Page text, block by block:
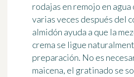
rodajas en remojo en agua
varias veces después del
almidón ayuda a que la
crema se ligue
preparación. No es
maicena, el gratinado se